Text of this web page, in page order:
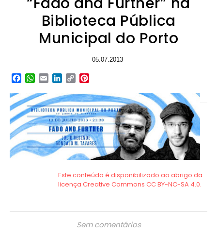
Biblioteca Pública
Municipal do Porto
05.07.2013
Facebook
WhatsApp
EmailLinkedIn
Copy
Sem comentários